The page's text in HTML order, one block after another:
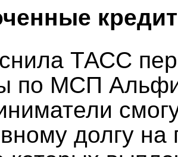
ТАСС
по МСП
долгу